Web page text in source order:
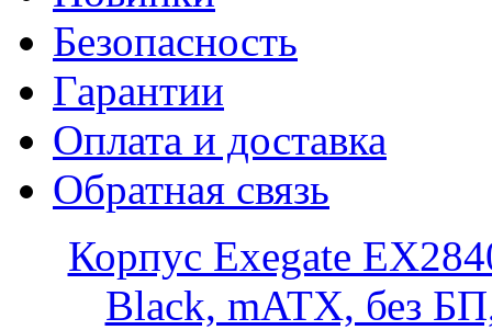
Безопасность
Гарантии
Оплата и доставка
Обратная связь
Корпус Exegate
Black, mATX, без